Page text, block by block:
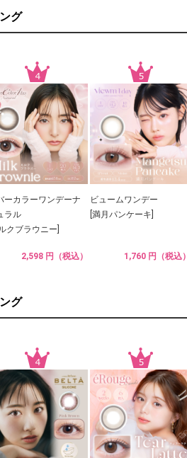
グ
ーカラーワンデーナ
ラル
クブラウニー]
2,598 円（税込）
ビュームワンデー
[満月パンケーキ]
1,760 円（税込）
グ